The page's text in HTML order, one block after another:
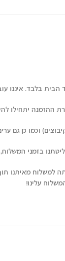
בלבד. איננו
וכמו כן גם ערים
בזמני
מאיתנו תוך 24